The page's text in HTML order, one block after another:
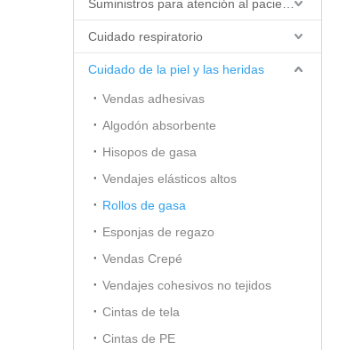
Cuidado respiratorio
Cuidado de la piel y las heridas
Vendas adhesivas
Algodón absorbente
Hisopos de gasa
Vendajes elásticos altos
Rollos de gasa
Esponjas de regazo
Vendas Crepé
Vendajes cohesivos no tejidos
Cintas de tela
Cintas de PE